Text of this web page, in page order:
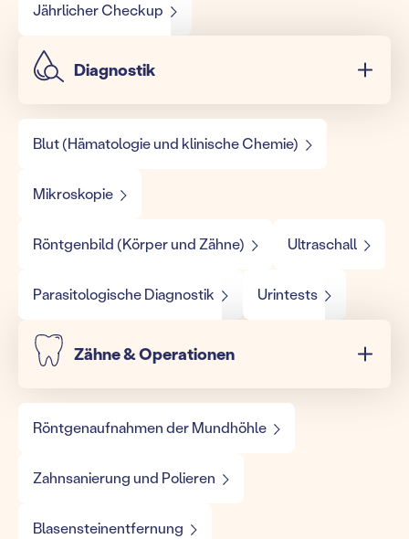
Jährlicher Checkup
Diagnostik
Blut (Hämatologie und klinische Chemie)
Mikroskopie
Röntgenbild (Körper und Zähne) Ultraschall
Parasitologische Diagnostik Urintests
Zähne & Operationen
Röntgenaufnahmen der Mundhöhle
Zahnsanierung und Polieren
Blasensteinentfernung